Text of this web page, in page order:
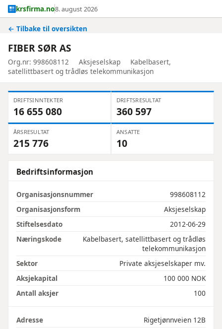
krsfirma.no8. august 2026
← Tilbake til oversikten
FIBER SØR AS
Org.nr: 998608112 Aksjeselskap
Kabelbasert,
satellittbasert og trådløs telekommunikasjon
DRIFTSINNTEKTER
16 655 080
DRIFTSRESULTAT
360 597
ÅRSRESULTAT
215 776
ANSATTE
10
Bedriftsinformasjon
Organisasjonsnummer
998608112
Organisasjonsform
Aksjeselskap
Stiftelsesdato
2012-06-29
Næringskode
Kabelbasert, satellittbasert og trådløs
telekommunikasjon
Sektor
Private aksjeselskaper mv.
Aksjekapital
100 000 NOK
Antall aksjer
100
Adresse
Rigetjønnveien 12B